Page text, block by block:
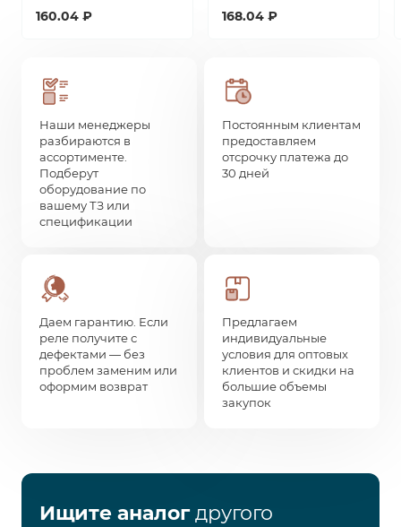
160.04 ₽ 168.04 ₽
Наши менеджеры
разбираются в
ассортименте.
Подберут
оборудование по
вашему ТЗ или
спецификации
Постоянным клиентам
предоставляем
отсрочку платежа до
30 дней
Даем гарантию. Если
реле получите с
дефектами — без
проблем заменим или
оформим возврат
Предлагаем
индивидуальные
условия для оптовых
клиентов и скидки на
большие объемы
закупок
Ищите аналогдругого